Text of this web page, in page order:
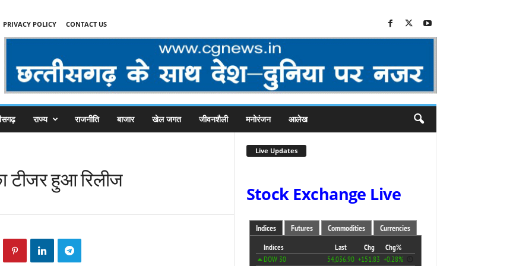
PRIVACY POLICY CONTACT US
राज्य राजनीति बाजार खेल जगत जीवनशैली मनोरंजन आलेख
टीजर हुआ रिलीज
Live Updates
Stock Exchange Live